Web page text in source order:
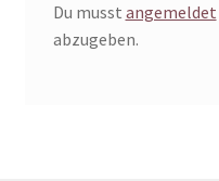
Du musst angemeldet
abzugeben.